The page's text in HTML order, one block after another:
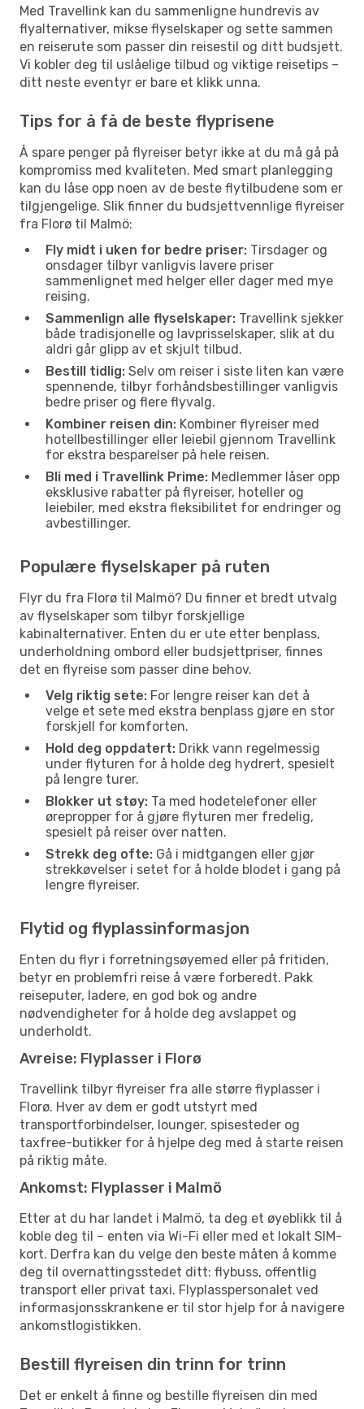
Med Travellink kan du sammenligne hundrevis av
flyalternativer, mikse flyselskaper og sette sammen
en reiserute som passer din reisestil og ditt budsjett.
Vi kobler deg til uslåelige tilbud og viktige reisetips –
ditt neste eventyr er bare et klikk unna.
Tips for å få de beste flyprisene
Å spare penger på flyreiser betyr ikke at du må gå på
kompromiss med kvaliteten. Med smart planlegging
kan du låse opp noen av de beste flytilbudene som er
tilgjengelige. Slik finner du budsjettvennlige flyreiser
fra Florø til Malmö:
Fly midt i uken for bedre priser: Tirsdager og
onsdager tilbyr vanligvis lavere priser
sammenlignet med helger eller dager med mye
reising.
Sammenlign alle flyselskaper: Travellink sjekker
både tradisjonelle og lavprisselskaper, slik at du
aldri går glipp av et skjult tilbud.
Bestill tidlig: Selv om reiser i siste liten kan være
spennende, tilbyr forhåndsbestillinger vanligvis
bedre priser og flere flyvalg.
Kombiner reisen din: Kombiner flyreiser med
hotellbestillinger eller leiebil gjennom Travellink
for ekstra besparelser på hele reisen.
Bli med i Travellink Prime: Medlemmer låser opp
eksklusive rabatter på flyreiser, hoteller og
leiebiler, med ekstra fleksibilitet for endringer og
avbestillinger.
Populære flyselskaper på ruten
Flyr du fra Florø til Malmö? Du finner et bredt utvalg
av flyselskaper som tilbyr forskjellige
kabinalternativer. Enten du er ute etter benplass,
underholdning ombord eller budsjettpriser, finnes
det en flyreise som passer dine behov.
Velg riktig sete: For lengre reiser kan det å
velge et sete med ekstra benplass gjøre en stor
forskjell for komforten.
Hold deg oppdatert: Drikk vann regelmessig
under flyturen for å holde deg hydrert, spesielt
på lengre turer.
Blokker ut støy: Ta med hodetelefoner eller
ørepropper for å gjøre flyturen mer fredelig,
spesielt på reiser over natten.
Strekk deg ofte: Gå i midtgangen eller gjør
strekkøvelser i setet for å holde blodet i gang på
lengre flyreiser.
Flytid og flyplassinformasjon
Enten du flyr i forretningsøyemed eller på fritiden,
betyr en problemfri reise å være forberedt. Pakk
reiseputer, ladere, en god bok og andre
nødvendigheter for å holde deg avslappet og
underholdt.
Avreise: Flyplasser i Florø
Travellink tilbyr flyreiser fra alle større flyplasser i
Florø. Hver av dem er godt utstyrt med
transportforbindelser, lounger, spisesteder og
taxfree-butikker for å hjelpe deg med å starte reisen
på riktig måte.
Ankomst: Flyplasser i Malmö
Etter at du har landet i Malmö, ta deg et øyeblikk til å
koble deg til – enten via Wi-Fi eller med et lokalt SIM-
kort. Derfra kan du velge den beste måten å komme
deg til overnattingsstedet ditt: flybuss, offentlig
transport eller privat taxi. Flyplasspersonalet ved
informasjonsskrankene er til stor hjelp for å navigere
ankomstlogistikken.
Bestill flyreisen din trinn for trinn
Det er enkelt å finne og bestille flyreisen din med